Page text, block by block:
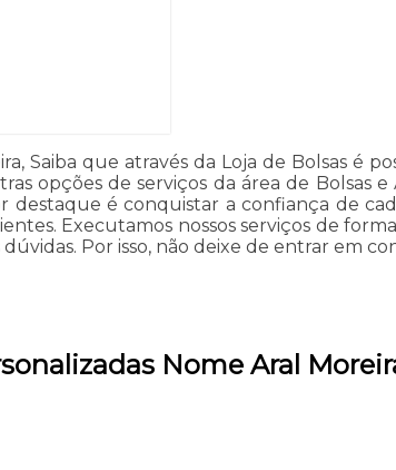
que através da Loja de Bolsas é
opções de serviços da área de Bolsas e
é conquistar a confiança de
Executamos nossos serviços de
Por isso, não deixe de entrar em
Nome Aral